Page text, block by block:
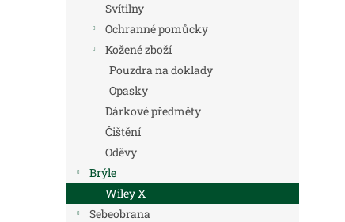
Svítilny
Ochranné pomůcky
Kožené zboží
Pouzdra na doklady
Opasky
Dárkové předměty
Čištění
Oděvy
Brýle
Wiley X
Sebeobrana